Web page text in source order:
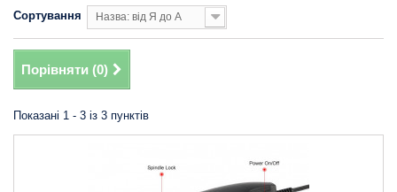
Сортування Назва: від Я до А
Порівняти (0)
Показані 1 - 3 із 3 пунктів